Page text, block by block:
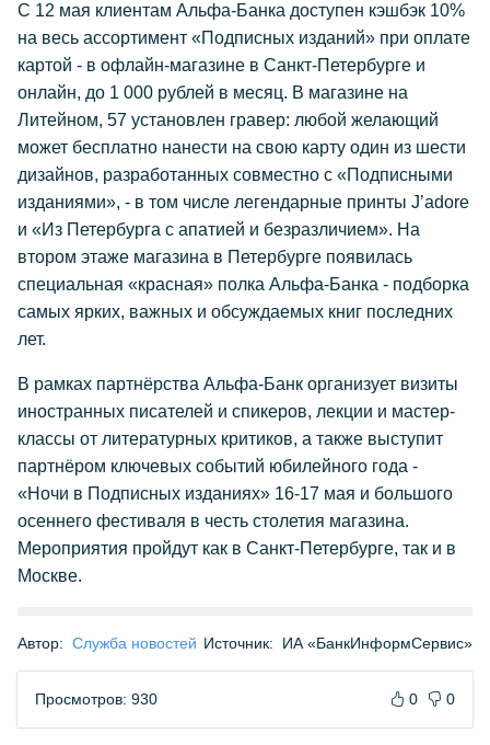
С 12 мая клиентам Альфа-Банка доступен кэшбэк 10%
на весь ассортимент «Подписных изданий» при оплате
картой - в офлайн-магазине в Санкт-Петербурге и
онлайн, до 1 000 рублей в месяц. В магазине на
Литейном, 57 установлен гравер: любой желающий
может бесплатно нанести на свою карту один из шести
дизайнов, разработанных совместно с «Подписными
изданиями», - в том числе легендарные принты J’adore
и «Из Петербурга с апатией и безразличием». На
втором этаже магазина в Петербурге появилась
специальная «красная» полка Альфа-Банка - подборка
самых ярких, важных и обсуждаемых книг последних
лет.
В рамках партнёрства Альфа-Банк организует визиты
иностранных писателей и спикеров, лекции и мастер-
классы от литературных критиков, а также выступит
партнёром ключевых событий юбилейного года -
«Ночи в Подписных изданиях» 16-17 мая и большого
осеннего фестиваля в честь столетия магазина.
Мероприятия пройдут как в Санкт-Петербурге, так и в
Москве.
Автор: Служба новостей Источник: ИА «БанкИнформСервис»
Просмотров: 930 0 0